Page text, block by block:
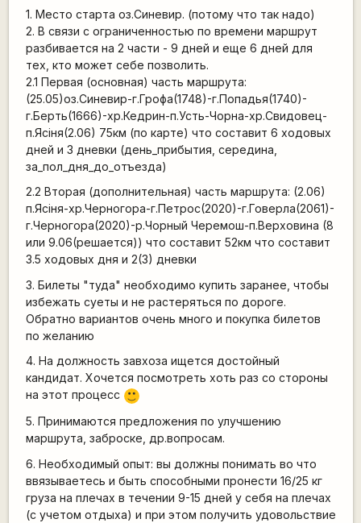
1. Место старта оз.Синевир. (потому что так надо)
2. В связи с ограниченностью по времени маршрут
разбивается на 2 части - 9 дней и еще 6 дней для
тех, кто может себе позволить.
2.1 Первая (основная) часть маршрута:
(25.05)оз.Синевир-г.Грофа(1748)-г.Попадья(1740)-
г.Берть(1666)-хр.Кедрин-п.Усть-Чорна-хр.Свидовец-
п.Ясiня(2.06) 75км (по карте) что составит 6 ходовых
дней и 3 дневки (день_прибытия, середина,
за_пол_дня_до_отъезда)
2.2 Вторая (дополнительная) часть маршрута: (2.06)
п.Ясiня-хр.Черногора-г.Петрос(2020)-г.Говерла(2061)-
г.Черногора(2020)-р.Чорный Черемош-п.Верховина (8
или 9.06(решается)) что составит 52км что составит
3.5 ходовых дня и 2(3) дневки
3. Билеты "туда" необходимо купить заранее, чтобы
избежать суеты и не растеряться по дороге.
Обратно вариантов очень много и покупка билетов
по желанию
4. На должность завхоза ищется достойный
кандидат. Хочется посмотреть хоть раз со стороны
на этот процесс
:)
5. Принимаются предложения по улучшению
маршрута, заброске, др.вопросам.
6. Необходимый опыт: вы должны понимать во что
ввязываетесь и быть способными пронести 16/25 кг
груза на плечах в течении 9-15 дней у себя на плечах
(с учетом отдыха) и при этом получить удовольствие